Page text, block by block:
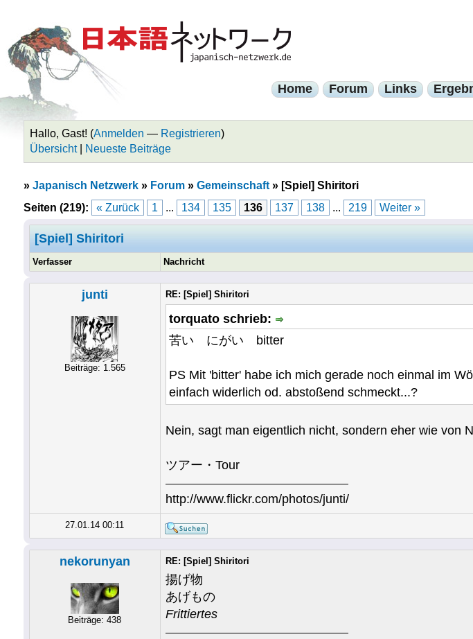
Home Forum Links
Hallo, Gast! (Anmelden — Registrieren)
Übersicht| Neueste Beiträge
» Japanisch Netzwerk» Forum» Gemeinschaft» [Spiel] Shiritori
Seiten (219):
« Zurück 1 ... 134 135 136 137 138 ... 219 Weiter »
[Spiel] Shiritori
Verfasser Nachricht
junti
Beiträge: 1.565
RE: [Spiel] Shiritori
torquato schrieb:
苦い にがい bitter
PS Mit 'bitter' habe ich mich gerade noch einmal im
einfach widerlich od. abstoßend schmeckt...?
Nein, sagt man eigentlich nicht, sondern eher wie von
ツアー・Tour
http://www.flickr.com/photos/junti/
27.01.14 00:11
nekorunyan
Beiträge: 438
RE: [Spiel] Shiritori
揚げ物
あげもの
Frittiertes